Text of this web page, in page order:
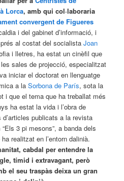
Lorca, amb qui col·laboraria
convergent de Figueres
i del gabinet d’informació, i
al costat del socialistaJoan
i lletres, ha estat un cinèfil que
sales de projecció, especialitzat
iniciar el doctorat en llenguatge
a laSorbona de París, sota la
i que el tema que ha treballat més
ha estat la vida i l’obra de
d’articles publicats a la revista
3 pi mesons”, a banda dels
realitzat en l’entorn dalinià.
cabdal per entendre la
tímid i extravagant, però
el seu traspàs deixa un gran